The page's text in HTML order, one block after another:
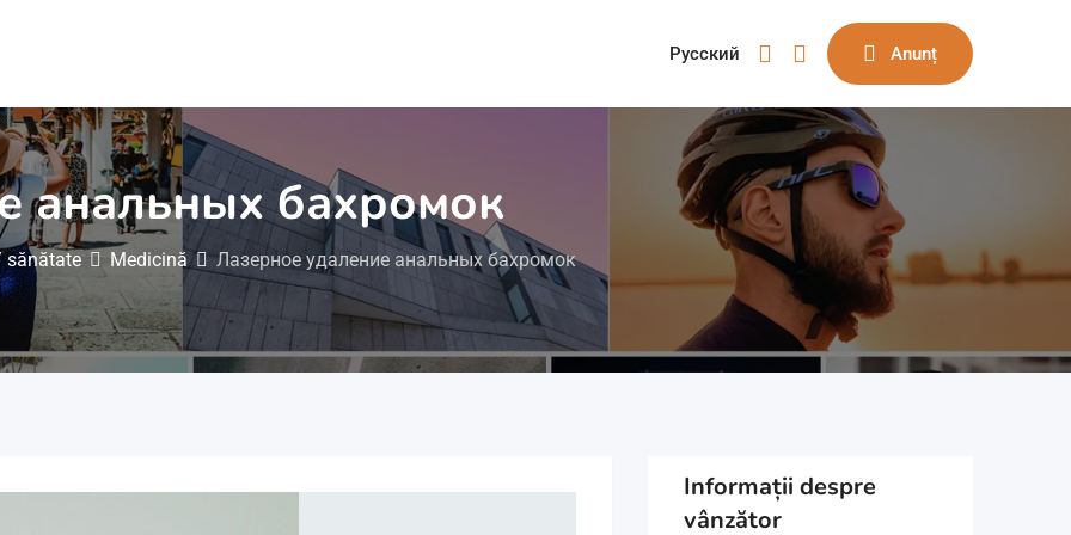
Русский Anunț
анальных бахромок
sănătate Medicină Лазерное удаление анальных бахромок
Informații despre
vânzător